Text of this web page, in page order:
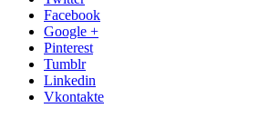
Facebook
Google +
Pinterest
Tumblr
Linkedin
Vkontakte